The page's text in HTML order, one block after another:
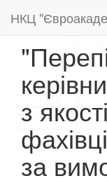
НКЦ
з
за